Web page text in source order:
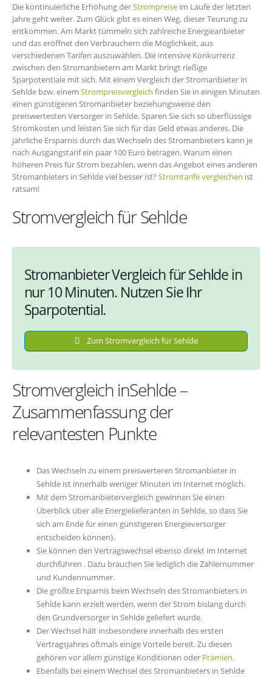
Die kontinuierliche Erhöhung derStrompreise im Laufe der letzten
Jahre geht weiter. Zum Glück gibt es einen Weg, dieser Teurung zu
entkommen. Am Markt tümmeln sich zahlreiche Energieanbieter
und das eröffnet den Verbrauchern die Möglichkeit, aus
verschiedenen Tarifen auszuwählen. Die intensive Konkurrenz
zwischen den Stromanbietern am Markt bringt rießige
Sparpotentiale mit sich. Mit einem Vergleich der Stromanbieter in
Sehlde bzw. einem Strompreisvergleich finden Sie in einigen Minuten
einen günstigeren Stromanbieter beziehungsweise den
preiswertesten Versorger in Sehlde. Sparen Sie sich so überflüssige
Stromkosten und leisten Sie sich für das Geld etwas anderes. Die
jährliche Ersparnis durch das Wechseln des Stromanbieters kann je
nach Ausgangstarif ein paar 100 Euro betragen. Warum einen
höheren Preis für Strom bezahlen, wenn das Angebot eines anderen
Stromanbieters in Sehlde viel besser ist? Stromtarife vergleichen ist
ratsam!
Stromvergleich für Sehlde
Stromanbieter Vergleich für Sehlde in
nur 10 Minuten. Nutzen Sie Ihr
Sparpotential.
Zum Stromvergleich für Sehlde
Stromvergleich inSehlde –
Zusammenfassung der
relevantesten Punkte
Das Wechseln zu einem preiswerteren Stromanbieter in
Sehlde ist innerhalb weniger Minuten im Internet möglich.
Mit dem Stromanbietervergleich gewinnen Sie einen
Überblick über alle Energielieferanten in Sehlde, so dass Sie
sich am Ende für einen günstigeren Energieversorger
entscheiden können}.
Sie können den Vertragswechsel ebenso direkt im Internet
durchführen . Dazu brauchen Sie lediglich die Zählernummer
und Kundennummer.
Die größte Ersparnis beim Wechseln des Stromanbieters in
Sehlde kann erzielt werden, wenn der Strom bislang durch
den Grundversorger in Sehlde geliefert wurde.
Der Wechsel hält insbesondere innerhalb des ersten
Vertragsjahres oftmals einige Vorteile bereit. Zu diesen
gehören vor allem günstige Konditionen oder Prämien.
Ebenfalls bei einem Wechsel des Stromanbieters in Sehlde